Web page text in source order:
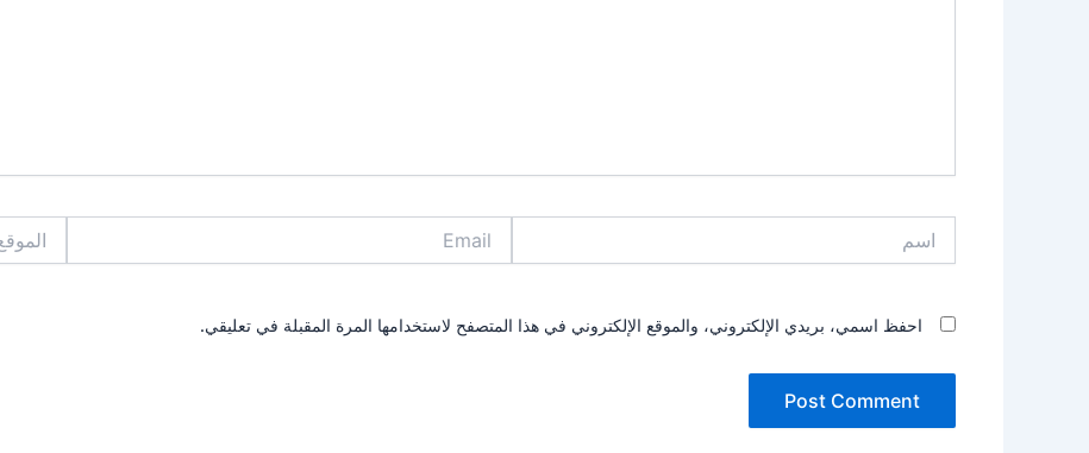
احفظ اسمي، بريدي الإلكتروني، والموقع الإلكتروني في هذا المتصفح لاستخدامها المرة المقبلة في تعليقي.